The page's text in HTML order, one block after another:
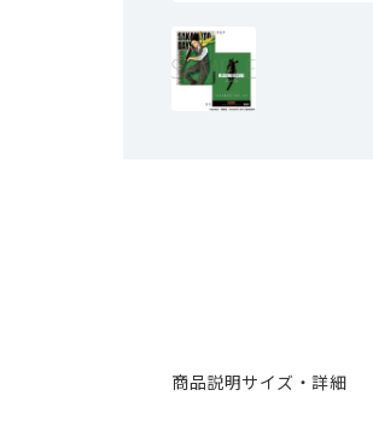
商品説明サイズ・詳細